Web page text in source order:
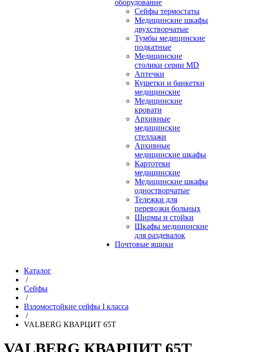
оборудование
Сейфы термостаты
Медицинские шкафы
двухстворчатые
Тумбы медицинские
подкатные
Медицинские
столики серии MD
Аптечки
Кушетки и банкетки
медицинские
Медицинские
кровати
Архивные
медицинские
стеллажи
Архивные
медицинские шкафы
Картотеки
медицинские
Медицинские шкафы
одностворчатые
Тележки для
перевозки больных
Ширмы и стойки
Шкафы медицинские
для раздевалок
Почтовые ящики
Каталог
/
Сейфы
/
Взломостойкие сейфы I класса
/
VALBERG КВАРЦИТ 65Т